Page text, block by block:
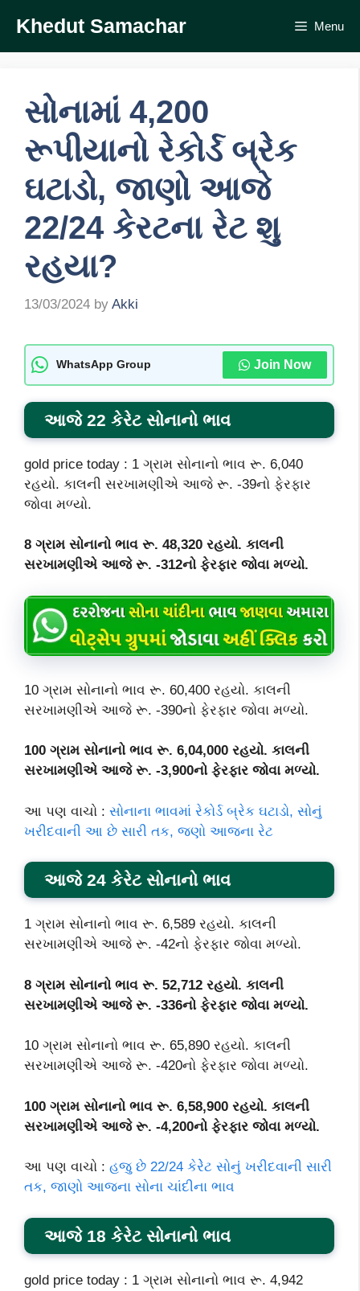
content
Khedut Samachar Menu
સોનામાં 4,200
રૂપીયાનો રેકોર્ડ બ્રેેક
ઘટાડો, જાણો આજે
22/24 કેરટના રેટ શુ
રહયા?
13/03/2024 by Akki
WhatsApp Group Join Now
આજે 22 કેરેટ સોનાનો ભાવ
gold price today : 1 ગ્રામ સોનાનો ભાવ રૂ. 6,040
રહયો. કાલની સરખામણીએ આજે રૂ. -39નો ફેરફાર
જોવા મળ્યો.
8 ગ્રામ સોનાનો ભાવ રૂ. 48,320 રહયો. કાલની
સરખામણીએ આજે રૂ. -312નો ફેરફાર જોવા મળ્યો.
10 ગ્રામ સોનાનો ભાવ રૂ. 60,400 રહયો. કાલની
સરખામણીએ આજે રૂ. -390નો ફેરફાર જોવા મળ્યો.
100 ગ્રામ સોનાનો ભાવ રૂ. 6,04,000 રહયો. કાલની
સરખામણીએ આજે રૂ. -3,900નો ફેરફાર જોવા મળ્યો.
આ પણ વાચો : સોનાના ભાવમાં રેકોર્ડ બ્રેક ઘટાડો, સોનું
ખરીદવાની આ છે સારી તક, જણો આજના રેટ
આજે 24 કેરેટ સોનાનો ભાવ
1 ગ્રામ સોનાનો ભાવ રૂ. 6,589 રહયો. કાલની
સરખામણીએ આજે રૂ. -42નો ફેરફાર જોવા મળ્યો.
8 ગ્રામ સોનાનો ભાવ રૂ. 52,712 રહયો. કાલની
સરખામણીએ આજે રૂ. -336નો ફેરફાર જોવા મળ્યો.
10 ગ્રામ સોનાનો ભાવ રૂ. 65,890 રહયો. કાલની
સરખામણીએ આજે રૂ. -420નો ફેરફાર જોવા મળ્યો.
100 ગ્રામ સોનાનો ભાવ રૂ. 6,58,900 રહયો. કાલની
સરખામણીએ આજે રૂ. -4,200નો ફેરફાર જોવા મળ્યો.
આ પણ વાચો : હજુ છે 22/24 કેરેેટ સોનું ખરીદવાની સારી
તક, જાણો આજના સોના ચાંદીના ભાવ
આજે 18 કેરેટ સોનાનો ભાવ
gold price today : 1 ગ્રામ સોનાનો ભાવ રૂ. 4,942